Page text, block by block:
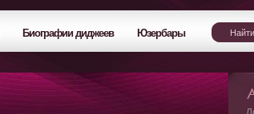
Биографии диджеев Юзербары